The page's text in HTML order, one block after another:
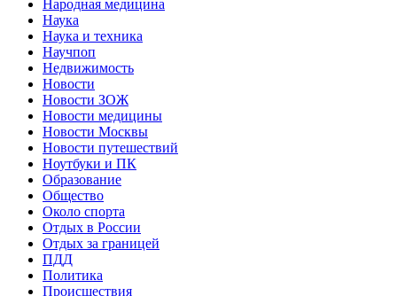
Народная медицина
Наука
Наука и техника
Научпоп
Недвижимость
Новости
Новости ЗОЖ
Новости медицины
Новости Москвы
Новости путешествий
Ноутбуки и ПК
Образование
Общество
Около спорта
Отдых в России
Отдых за границей
ПДД
Политика
Происшествия